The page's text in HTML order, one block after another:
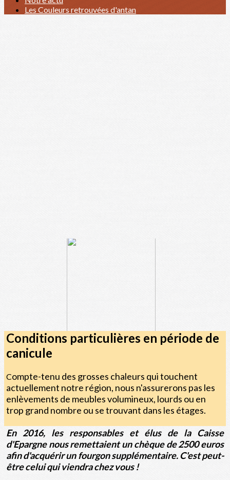
Les Couleurs retrouvées d'antan
Conditions particulières en période de
canicule
Compte-tenu des grosses chaleurs qui touchent
actuellement notre région, nous n'assurerons pas les
enlèvements de meubles volumineux, lourds ou en
trop grand nombre ou se trouvant dans les étages.
En 2016, les responsables et élus de la Caisse
d'Epargne nous remettaient un chèque de 2500 euros
afin d'acquérir un fourgon supplémentaire. C'est peut-
être celui qui viendra chez vous !